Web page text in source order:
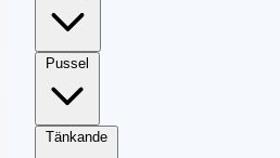
Pussel
Tänkande